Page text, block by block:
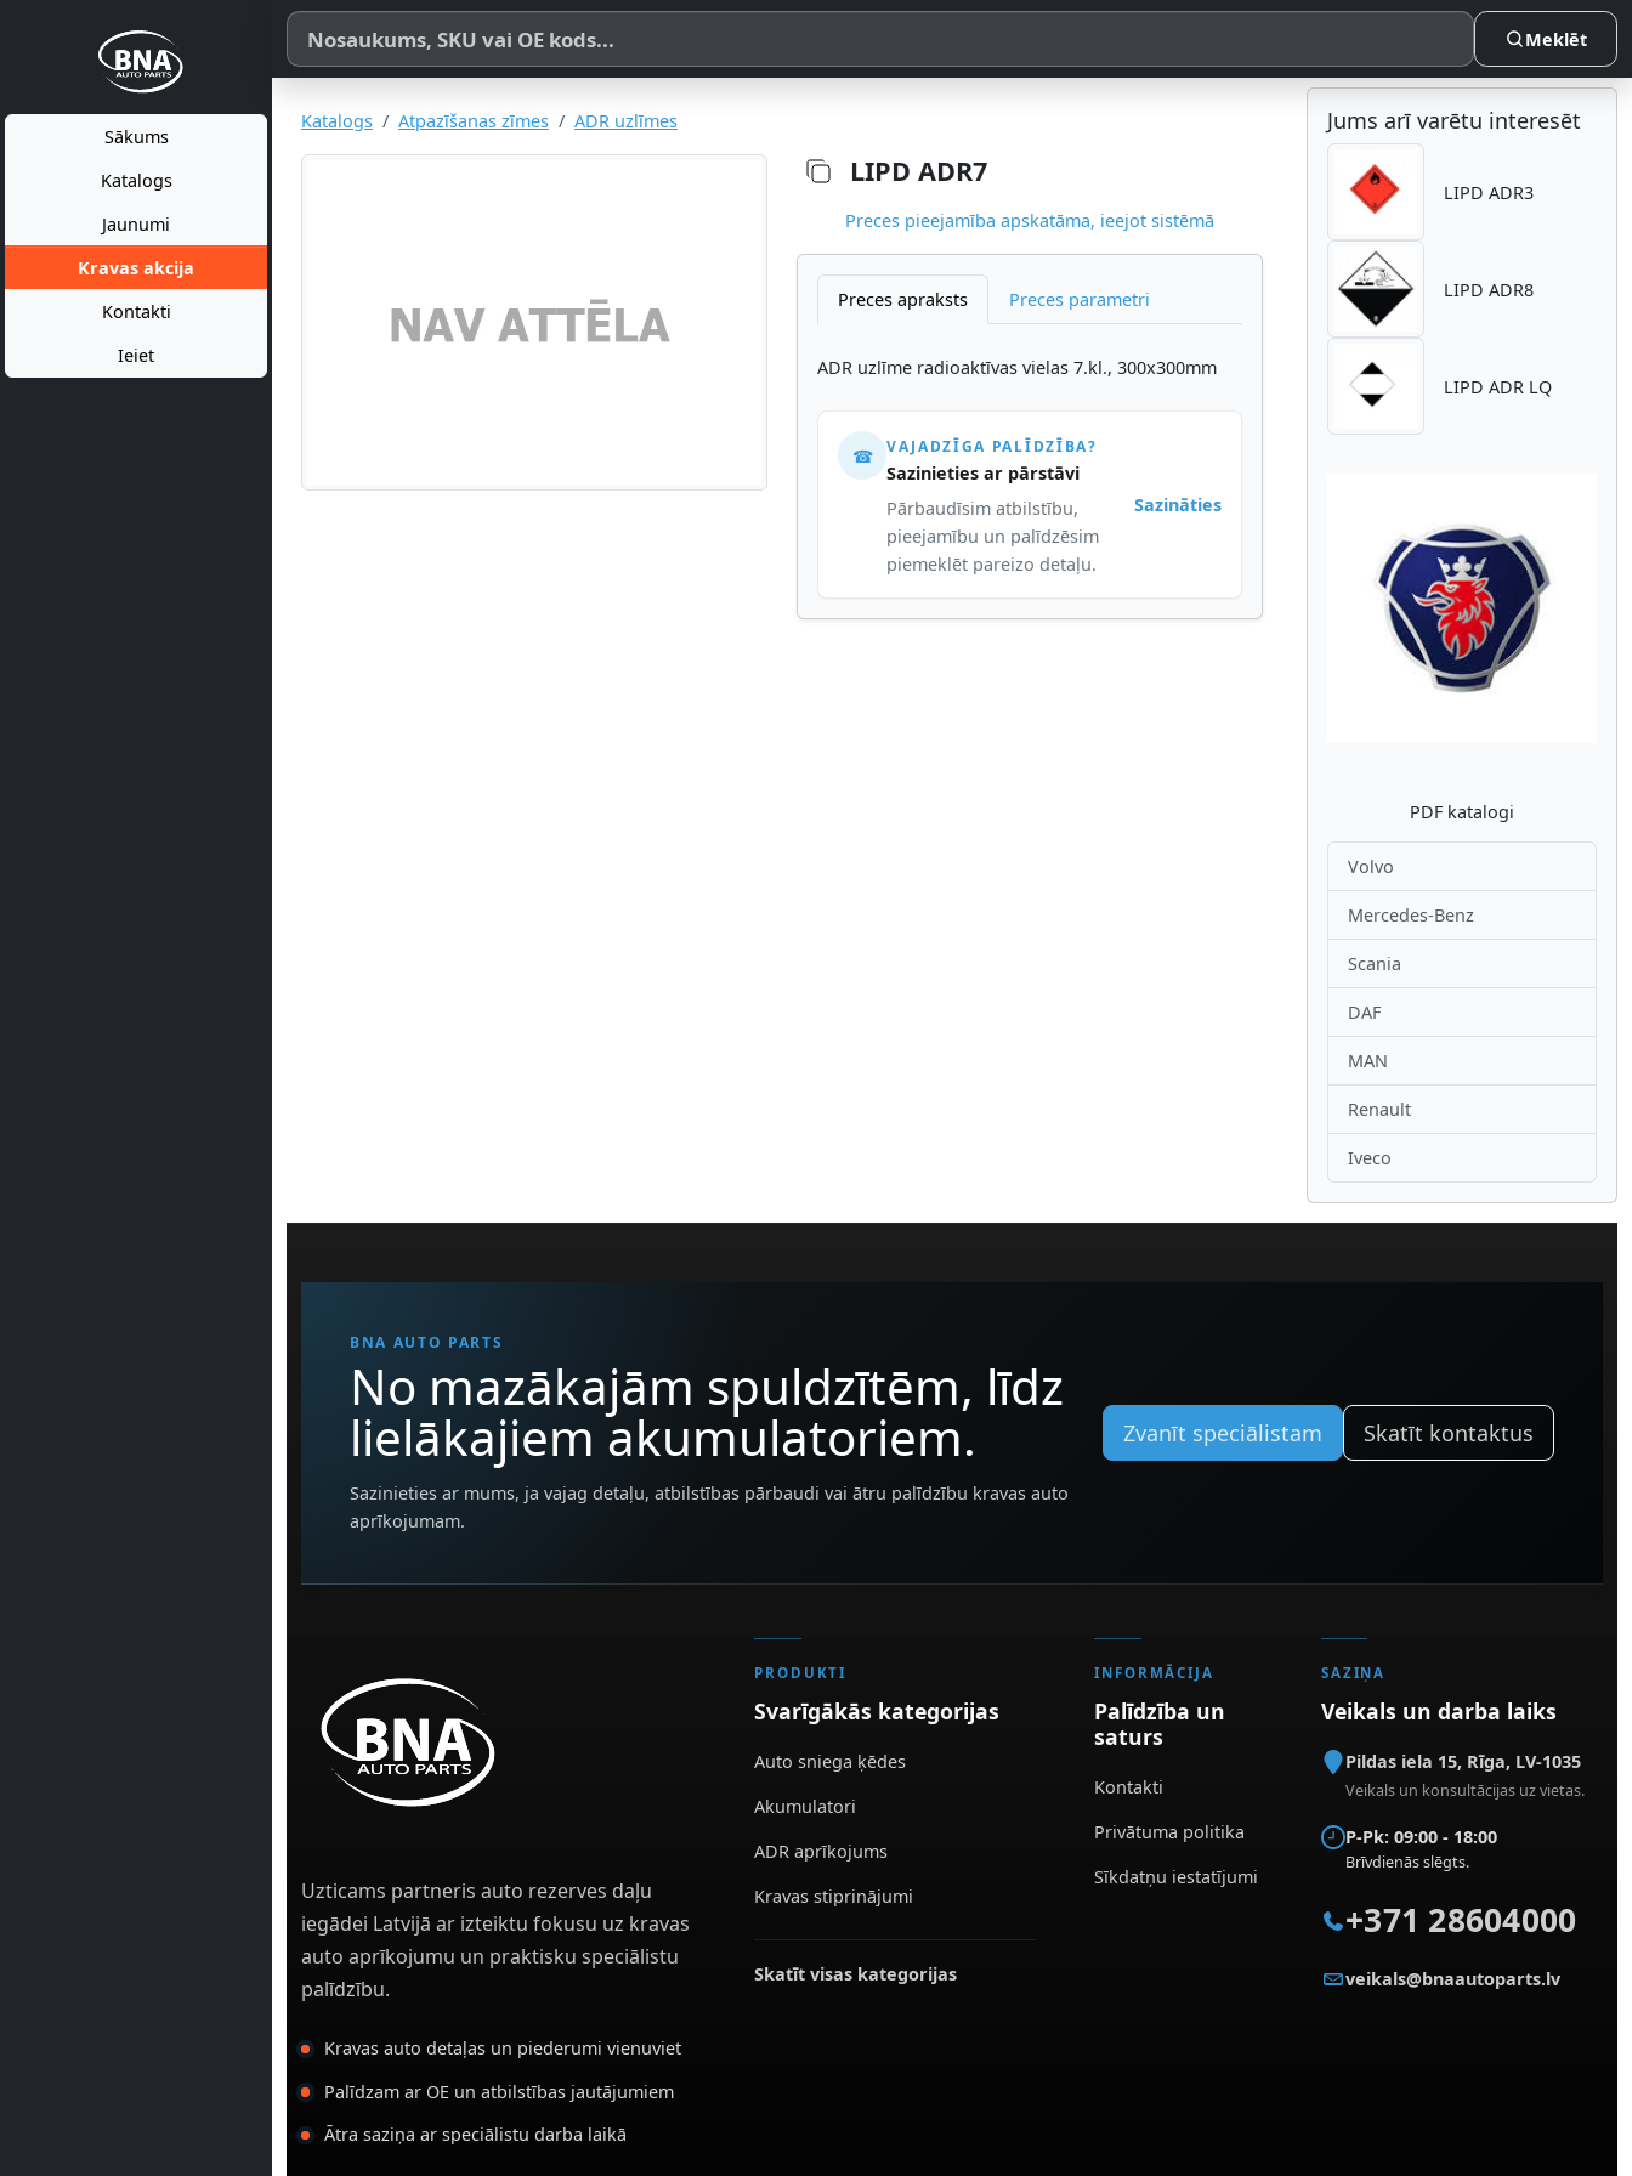
Sākums
Katalogs
Jaunumi
Kravas akcija
Kontakti
Ieiet
Meklēt pēc produkta nosaukuma, SKU vai OE koda
Meklēt
Katalogs Atpazīšanas zīmes ADR uzlīmes
LIPD ADR7
Preces pieejamība apskatāma, ieejot sistēmā
Preces apraksts Preces parametri
ADR uzlīme radioaktīvas vielas 7.kl., 300x300mm
☎ VAJADZĪGA PALĪDZĪBA?
Sazinieties ar pārstāvi
Pārbaudīsim atbilstību,
pieejamību un palīdzēsim
piemeklēt pareizo detaļu.
Sazināties
Jums arī varētu interesēt
LIPD ADR3
LIPD ADR8
LIPD ADR LQ
Atpakaļ
PDF katalogi
Volvo
Mercedes-Benz
Scania
DAF
MAN
Renault
Iveco
BNA AUTO PARTS
No mazākajām spuldzītēm, līdz
lielākajiem akumulatoriem.
Sazinieties ar mums, ja vajag detaļu, atbilstības pārbaudi vai ātru palīdzību kravas auto
aprīkojumam.
Zvanīt speciālistam Skatīt kontaktus
Uzticams partneris auto rezerves daļu
iegādei Latvijā ar izteiktu fokusu uz kravas
auto aprīkojumu un praktisku speciālistu
palīdzību.
Kravas auto detaļas un piederumi vienuviet
Palīdzam ar OE un atbilstības jautājumiem
Ātra saziņa ar speciālistu darba laikā
PRODUKTI
Svarīgākās kategorijas
Auto sniega ķēdes
Akumulatori
ADR aprīkojums
Kravas stiprinājumi
Skatīt visas kategorijas
INFORMĀCIJA
Palīdzība un
saturs
Kontakti
Privātuma politika
Sīkdatņu iestatījumi
SAZIŅA
Veikals un darba laiks
Pildas iela 15, Rīga, LV-1035
Veikals un konsultācijas uz vietas.
P-Pk: 09:00 - 18:00
Brīvdienās slēgts.
+371 28604000
veikals@bnaautoparts.lv